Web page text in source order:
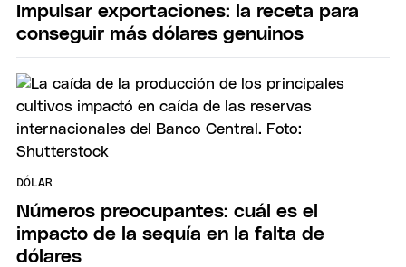
Impulsar exportaciones: la receta para
conseguir más dólares genuinos
DÓLAR
Números preocupantes: cuál es el
impacto de la sequía en la falta de
dólares